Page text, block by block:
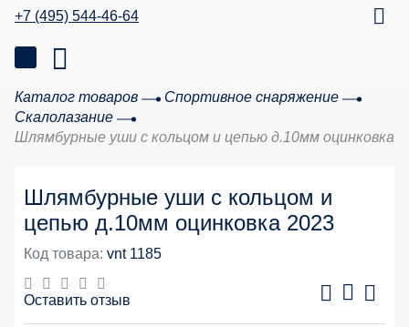
+7 (495) 544-46-64
Каталог товаров
Спортивное снаряжение
Скалолазание
Шлямбурные уши с кольцом и цепью д.10мм оцинковка
Шлямбурные уши с кольцом и
цепью д.10мм оцинковка 2023
Код товара: vnt 1185
Оставить отзыв